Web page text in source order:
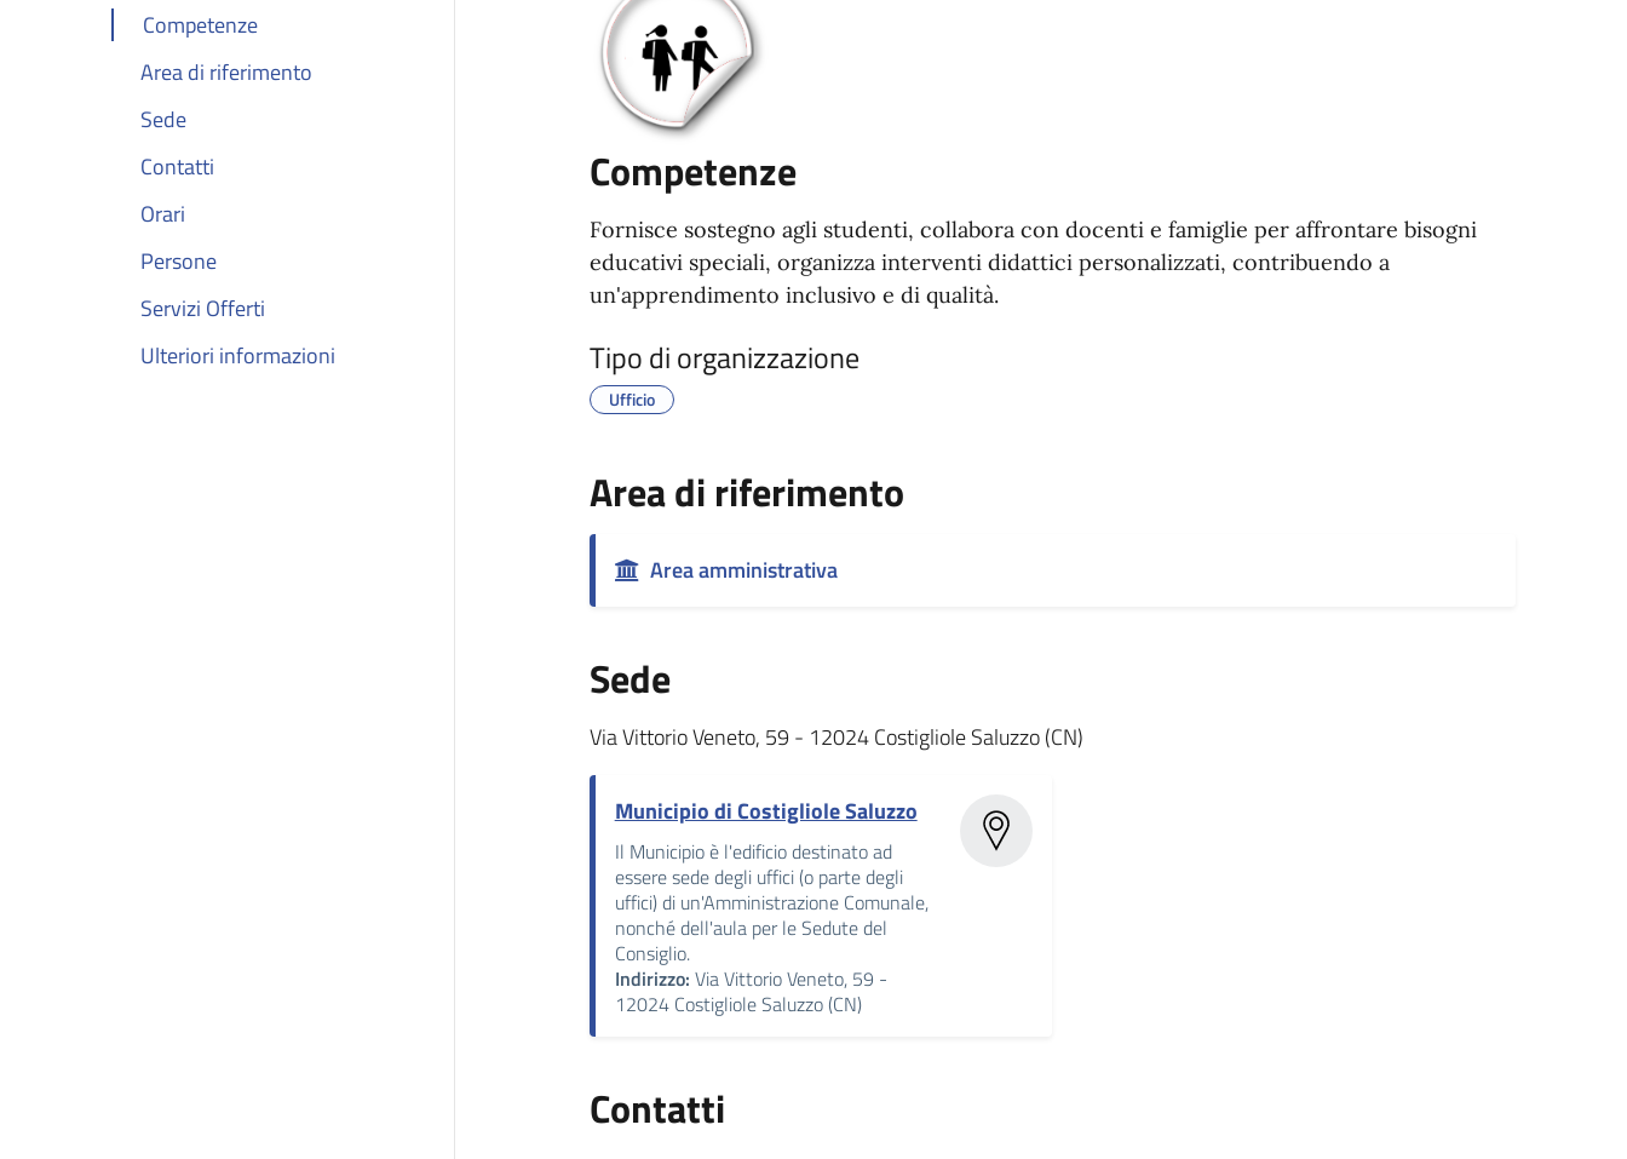
Competenze
Area di riferimento
Sede
Contatti
Orari
Persone
Servizi Offerti
Ulteriori informazioni
Competenze
Fornisce sostegno agli studenti, collabora con docenti e famiglie per affrontare bisogni
educativi speciali, organizza interventi didattici personalizzati, contribuendo a
un'apprendimento inclusivo e di qualità.
Tipo di organizzazione
Ufficio
Area di riferimento
Area amministrativa
Sede
Via Vittorio Veneto, 59 - 12024 Costigliole Saluzzo (CN)
Municipio di Costigliole Saluzzo
Il Municipio è l'edificio destinato ad
essere sede degli uffici (o parte degli
uffici) di un'Amministrazione Comunale,
nonché dell'aula per le Sedute del
Consiglio.
Indirizzo: Via Vittorio Veneto, 59 -
12024 Costigliole Saluzzo (CN)
Contatti